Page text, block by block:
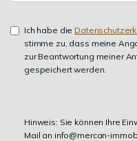
Ich habe die
stimme zu, dass meine
zur Beantwortung meiner
gespeichert werden.
Hinweis: Sie können Ihre
Mail an info@mercan-